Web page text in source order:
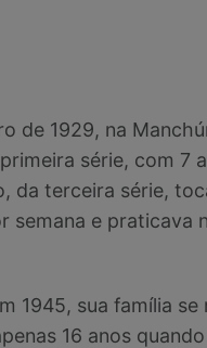
de 1929, na
série, com 7
da terceira série,
semana e praticava
1945, sua família
16 anos